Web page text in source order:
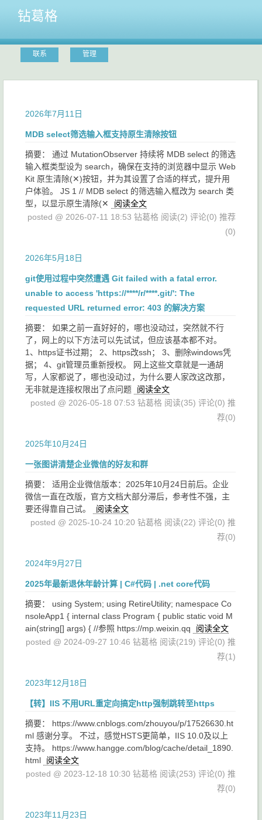
钻葛格
联系 管理
2026年7月11日
MDB select筛选输入框支持原生清除按钮
摘要： 通过 MutationObserver 持续将 MDB select 的筛选
输入框类型设为 search，确保在支持的浏览器中显示 Web
Kit 原生清除(✕)按钮，并为其设置了合适的样式，提升用
户体验。 JS 1 // MDB select 的筛选输入框改为 search 类
型，以显示原生清除(✕
阅读全文
posted @ 2026-07-11 18:53 钻葛格 阅读(2) 评论(0) 推荐
(0)
2026年5月18日
git使用过程中突然遭遇 Git failed with a fatal error.
unable to access 'https://****/r/****.git/': The
requested URL returned error: 403 的解决方案
摘要： 如果之前一直好好的，哪也没动过，突然就不行
了，网上的以下方法可以先试试，但应该基本都不对。
1、https证书过期； 2、https改ssh； 3、删除windows凭
据； 4、git管理员重新授权。 网上这些文章就是一通胡
写，人家都说了，哪也没动过，为什么要人家改这改那，
无非就是连接权限出了点问题
阅读全文
posted @ 2026-05-18 07:53 钻葛格 阅读(35) 评论(0) 推
荐(0)
2025年10月24日
一张图讲清楚企业微信的好友和群
摘要： 适用企业微信版本：2025年10月24日前后。企业
微信一直在改版，官方文档大部分滞后，参考性不强，主
要还得靠自己试。
阅读全文
posted @ 2025-10-24 10:20 钻葛格 阅读(22) 评论(0) 推
荐(0)
2024年9月27日
2025年最新退休年龄计算 | C#代码 | .net core代码
摘要： using System; using RetireUtility; namespace Co
nsoleApp1 { internal class Program { public static void M
ain(string[] args) { //参照 https://mp.weixin.qq
阅读全文
posted @ 2024-09-27 10:46 钻葛格 阅读(219) 评论(0) 推
荐(1)
2023年12月18日
【转】IIS 不用URL重定向搞定http强制跳转至https
摘要： https://www.cnblogs.com/zhouyou/p/17526630.ht
ml 感谢分享。 不过，感觉HSTS更简单，IIS 10.0及以上
支持。 https://www.hangge.com/blog/cache/detail_1890.
html
阅读全文
posted @ 2023-12-18 10:30 钻葛格 阅读(253) 评论(0) 推
荐(0)
2023年11月23日